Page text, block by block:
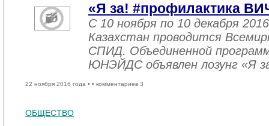
«Я за! #профилактика
С 10 ноября по 10 декабря
Казахстан проводится
СПИД. Объединенной
ЮНЭЙДС объявлен лозунг «Я
22 ноября 2016 года • • комментариев 3
ОБЩЕСТВО